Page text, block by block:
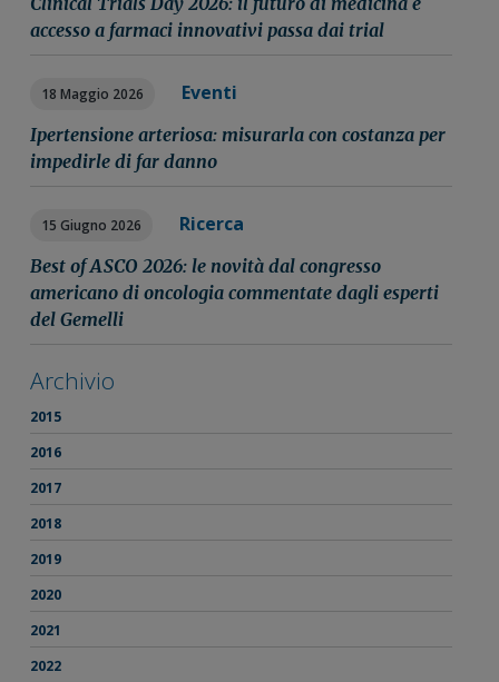
accesso a farmaci innovativi passa dai trial
18 Maggio 2026 Eventi
Ipertensione arteriosa: misurarla con costanza per
impedirle di far danno
15 Giugno 2026 Ricerca
Best of ASCO 2026: le novità dal congresso
americano di oncologia commentate dagli esperti
del Gemelli
Archivio
2015
2016
2017
2018
2019
2020
2021
2022